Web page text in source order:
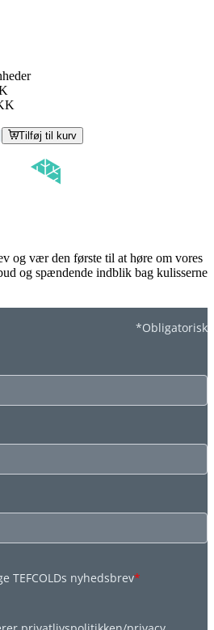
Tilføj til kurv
og vær den første til at høre om vores
og spændende indblik bag kulisserne
*Obligatorisk
TEFCOLDs nyhedsbrev*